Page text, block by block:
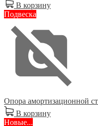
В корзину
Подвеска
Опора амортизационной
В корзину
Новые...